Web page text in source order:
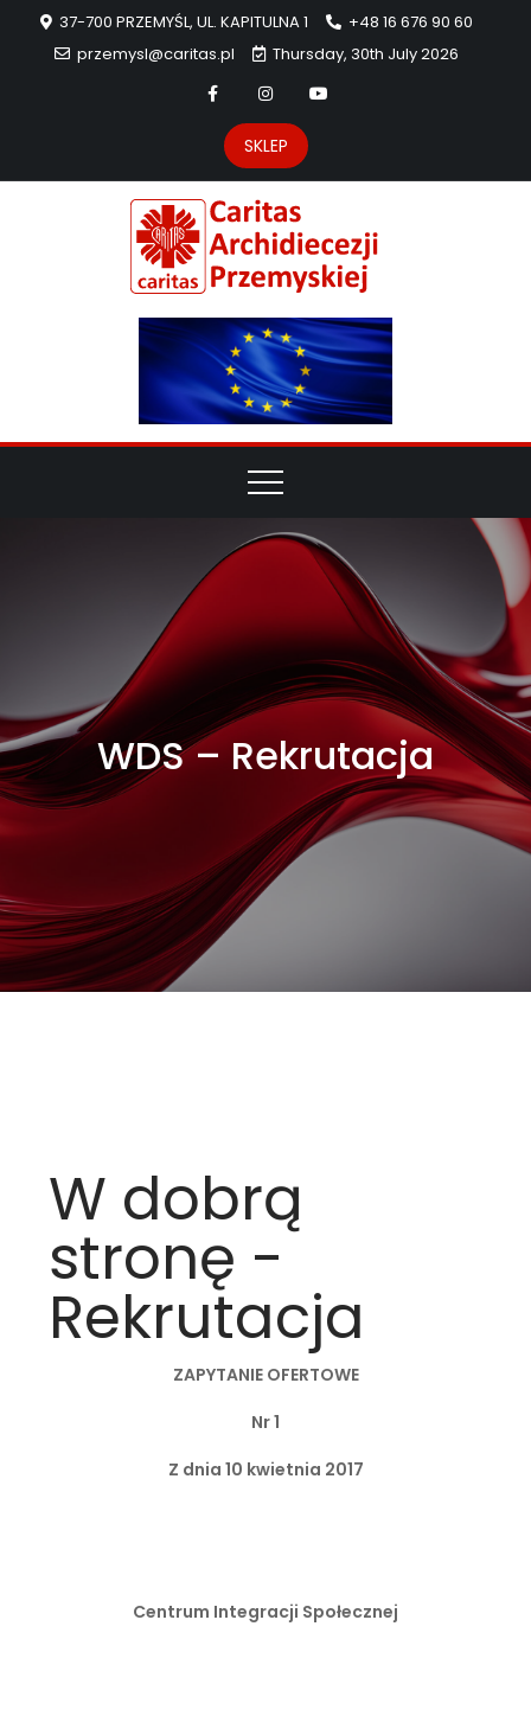
37-700 PRZEMYŚL, UL. KAPITULNA 1
+48 16 676 90 60
przemysl@caritas.pl
Thursday, 30th July 2026
SKLEP
WDS – Rekrutacja
W dobrą
stronę -
Rekrutacja
ZAPYTANIE OFERTOWE
Nr 1
Z dnia 10 kwietnia 2017
Centrum Integracji Społecznej